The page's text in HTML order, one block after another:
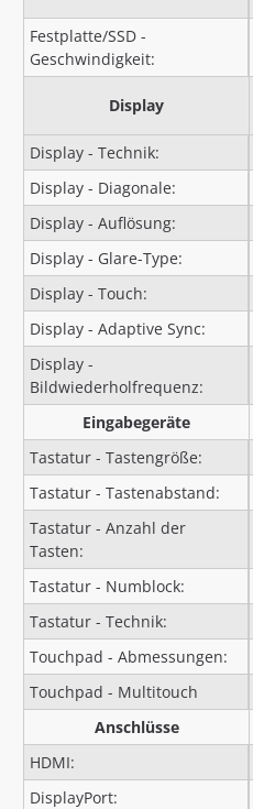
Festplatte/SSD -
Geschwindigkeit:
Display
Display - Technik:
Display - Diagonale:
Display - Auflösung:
Display - Glare-Type:
Display - Touch:
Display - Adaptive Sync:
Display -
Bildwiederholfrequenz:
Eingabegeräte
Tastatur - Tastengröße:
Tastatur - Tastenabstand:
Tastatur - Anzahl der
Tasten:
Tastatur - Numblock:
Tastatur - Technik:
Touchpad - Abmessungen:
Touchpad - Multitouch
Anschlüsse
HDMI:
DisplayPort: